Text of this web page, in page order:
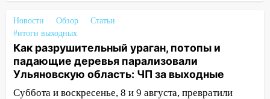
06:00
Как разрушительный ураган,
потопы и падающие деревья
парализовали Ульяновскую область: ЧП
за выходные
05:50 Пять украденных лошадей и
смертельная драка
Новости Обзор
Статьи
#итоги выходных
Как разрушительный ураган, потопы и
падающие деревья парализовали
Ульяновскую область: ЧП за выходные
Суббота и воскресенье, 8 и 9 августа, превратили